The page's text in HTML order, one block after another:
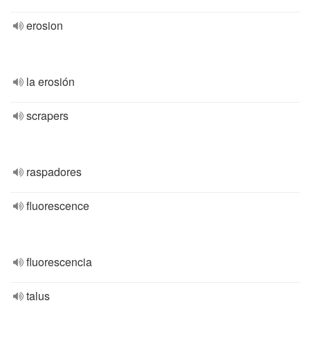
erosion
la erosión
scrapers
raspadores
fluorescence
fluorescencia
talus